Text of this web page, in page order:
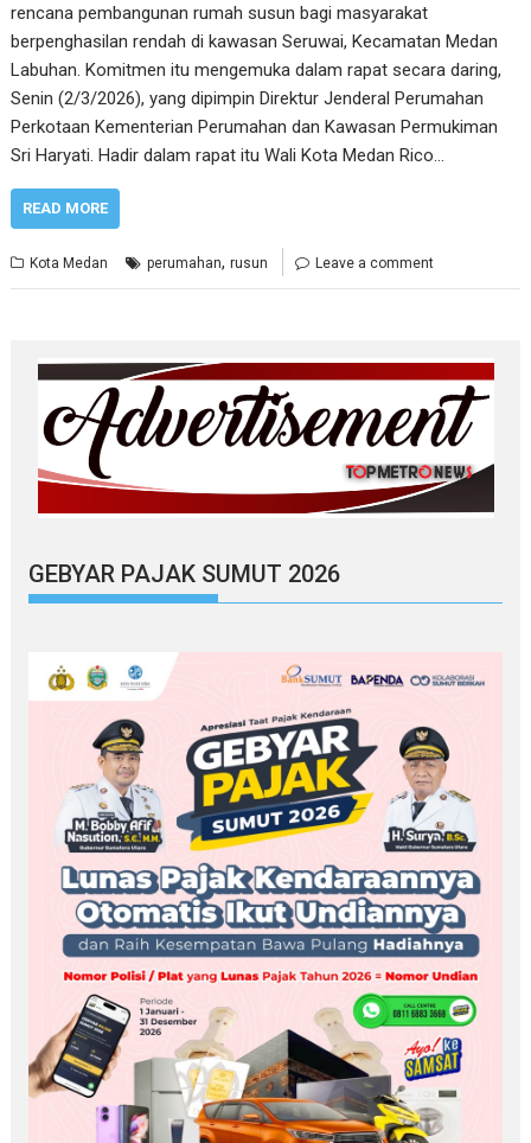
rencana pembangunan rumah susun bagi masyarakat
berpenghasilan rendah di kawasan Seruwai, Kecamatan Medan
Labuhan. Komitmen itu mengemuka dalam rapat secara daring,
Senin (2/3/2026), yang dipimpin Direktur Jenderal Perumahan
Perkotaan Kementerian Perumahan dan Kawasan Permukiman
Sri Haryati. Hadir dalam rapat itu Wali Kota Medan Rico…
READ MORE
Kota Medan perumahan,rusun Leave a comment
GEBYAR PAJAK SUMUT 2026